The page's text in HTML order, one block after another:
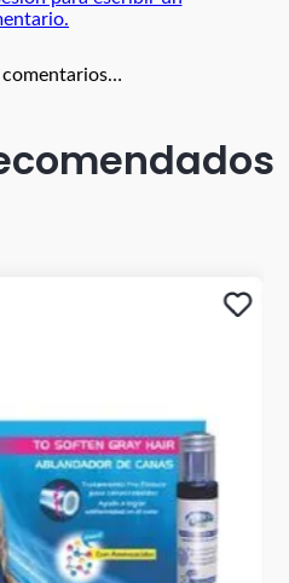
comentarios…